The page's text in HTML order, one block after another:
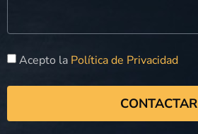
Acepto la Política de Privacidad
CONTACTAR